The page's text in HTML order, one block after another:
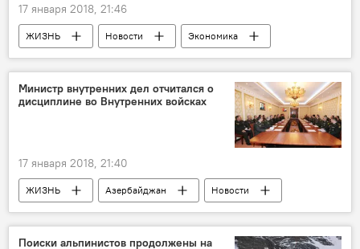
17 января 2018, 21:46
ЖИЗНЬ Новости
Экономика
Россия
Россия
Олег Сафонов
Федеральное агентство по туризму РФ
"Гастрономическая карта России"
Министр внутренних дел отчитался о
дисциплине во Внутренних войсках
17 января 2018, 21:40
ЖИЗНЬ Азербайджан
Новости
Рамиль Усубов
Министерство внутренних дел АР
Поиски альпинистов продолжены на